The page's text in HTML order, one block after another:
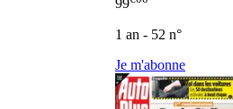
99
1 an - 52 n°
Je m'abonne